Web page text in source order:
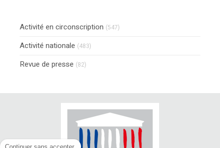
Activité en circonscription (547)
Activité nationale (483)
Revue de presse (82)